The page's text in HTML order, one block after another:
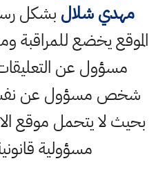
مهدي شلال بشكل
الموقع يخضع للمراقبة
مسؤول عن
شخص مسؤول عن نفسه
بحيث لا يتحمل موقع
مسؤولية